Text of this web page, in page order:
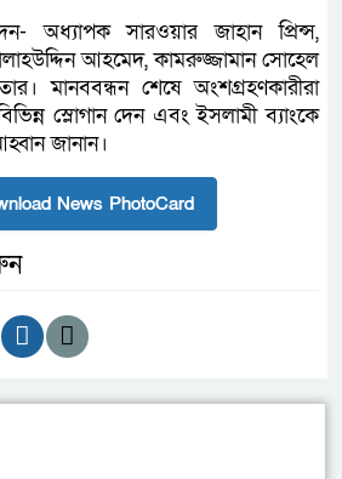
অধ্যাপক সারওয়ার জাহান প্রিন্স,
আহমেদ, কামরুজ্জামান সোহেল
মানববন্ধন শেষে অংশগ্রহণকারীরা
স্লোগান দেন এবং ইসলামী ব্যাংকে
জানান।
News PhotoCard